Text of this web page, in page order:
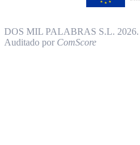
DOS MIL PALABRAS S.L. 2026.
Auditado por ComScore